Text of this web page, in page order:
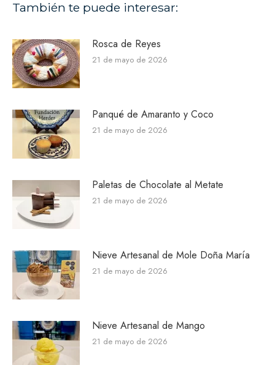
También te puede interesar:
Rosca de Reyes
21 de mayo de 2026
Panqué de Amaranto y Coco
21 de mayo de 2026
Paletas de Chocolate al Metate
21 de mayo de 2026
Nieve Artesanal de Mole Doña María
21 de mayo de 2026
Nieve Artesanal de Mango
21 de mayo de 2026